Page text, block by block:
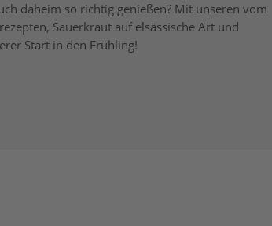
daheim so richtig genießen? Mit unseren vom
Sauerkraut auf elsässische Art und
Start in den Frühling!